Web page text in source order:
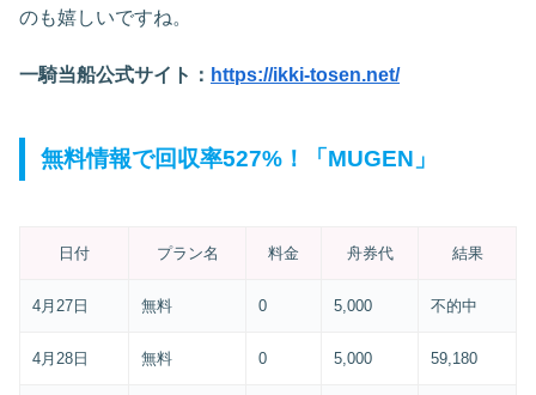
のも嬉しいですね。
一騎当船公式サイト： https://ikki-tosen.net/
無料情報で回収率527%！「MUGEN」
日付 プラン名 料金 舟券代 結果
4月27日 無料 0 5,000 不的中
4月28日 無料 0 5,000 59,180